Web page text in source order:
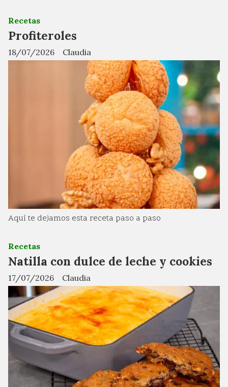
Profiteroles
Claudia
Recetas
18/07/2026
Aquí te dejamos esta receta paso a paso
Natilla con dulce de leche y cookies
Claudia
Recetas
17/07/2026